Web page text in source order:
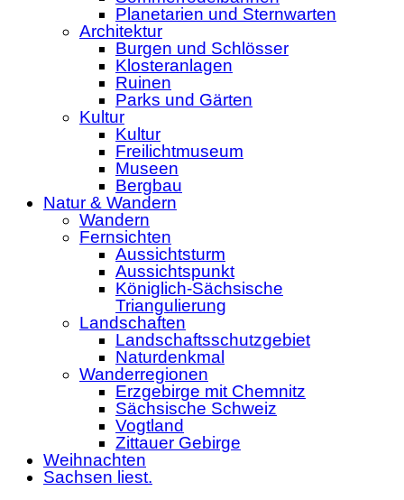
Planetarien und Sternwarten
Architektur
Burgen und Schlösser
Klosteranlagen
Ruinen
Parks und Gärten
Kultur
Kultur
Freilichtmuseum
Museen
Bergbau
Natur & Wandern
Wandern
Fernsichten
Aussichtsturm
Aussichtspunkt
Königlich-Sächsische
Triangulierung
Landschaften
Landschaftsschutzgebiet
Naturdenkmal
Wanderregionen
Erzgebirge mit Chemnitz
Sächsische Schweiz
Vogtland
Zittauer Gebirge
Weihnachten
Sachsen liest.